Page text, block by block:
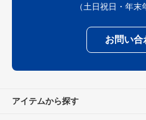
（土日祝日・年末
お問い合
アイテムから探す